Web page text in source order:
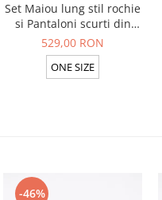
Set Maiou lung stil rochie
si Pantaloni scurti din
100% in White
529,00 RON
ONE SIZE
-46%